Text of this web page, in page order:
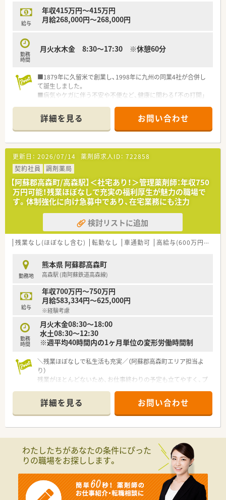
薬局チェーンとなります。
■2社が培ってきたノウハウと企業の良さを融合し、より安定し
と」。
■全国・広域・都道府県限定コースの方には充実の住宅補助制度
が適用されます。
■住居は法人契約なので初期費用時の自己負担はほとんどあり
■最新機器の導入やメディカルリスクコントローラー制度を導
入し、調剤過誤防止に向けた取り組みにも積極的です。
■マネジメント型と専門性追求型のキャリアパスが目指せる環
■家族やプライベートを大事にしながら働きたい方、キャリアを
磨きたい方皆様にお勧めです。
給与
年収415万円～415万円
月給268,000円～268,000円
勤務
時間
月火水木金 8:30～17:30 ※休憩60分
■1879年に久留米で創業し、1998年に九州の同業4社が合併し
て誕生しました。
■病気やケガに伴う不安や不便など、健康に関わる「不の打開」
■基準家賃の約8割を負担する手厚い住宅手当や借上社宅制度で
社員の生活を支えます。
■土日祝日休みや有給取得を促すリフレッシュ休暇など、働きや
すい環境が整っています。
■NPO法人を継続支援し、地域医療の連携強化と住民への健康
啓発を推進しています。
■自治体や医師会などと協働して、地域社会での健康増進や重症
化予防に取り組んでいます。
■障害者スポーツ選手の雇用や活動支援などを通じ、活力ある共
生社会づくりに貢献します。
■災害時でも医薬品を安定供給するため、徹底した事業継続計画
と防災訓練を実施しています。
詳細を見る お問い合わせ
更新日： 2026/07/14 薬剤師求人ID： 722858
契約社員
調剤薬局
【阿蘇郡高森町/高森駅】＜社宅あり！＞管理薬剤師：年収750
万円可能！残業ほぼなしで充実の福利厚生が魅力の職場で
す。体制強化に向け急募中であり、在宅業務にも注力
検討リストに追加
残業なし(ほぼなし含む) 転勤なし 車通勤可 高給与(600万円以上)
勤務地
熊本県 阿蘇郡高森町
高森駅 (南阿蘇鉄道高森線)
給与
年収700万円～750万円
月給583,334円～625,000円
※経験考慮
勤務
時間
月火木金08:30～18:00
水土08:30～12:30
※週平均40時間内の1ヶ月単位の変形労働時間制
＼残業ほぼなしで私生活も充実／（阿蘇郡高森町エリア担当よ
り）
残業がほとんどないため、お仕事終わりの予定も立てやすく、プ
環境が整っています。
【店舗情報と応需状況について】
■高森町の総合内科クリニックの門前に位置しており、内科や循
■皮膚科や整形外科といった多岐にわたる科目を扱っており、地
域の患者様の健康を支える、かかりつけ薬局として機能していま
す。
■在宅業務にも注力しており、施設への調剤対応を通じて、薬局
の外でも薬剤師としての専門性を発揮できる環境が整っていま
す。
詳細を見る お問い合わせ
わたしたちがあなたの条件にぴった
りの職場をお探しします。